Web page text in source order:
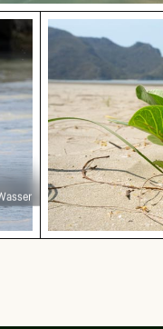
das Wasser
Junge Pflanze